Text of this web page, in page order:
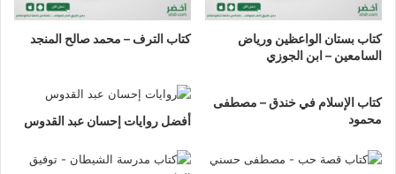
كتاب بستان الواعظين ورياض
السامعين – ابن الجوزي
كتاب الترف – محمد صالح المنجد
كتاب الإسلام في خندق – مصطفى
محمود
أفضل روايات إحسان عبد القدوس